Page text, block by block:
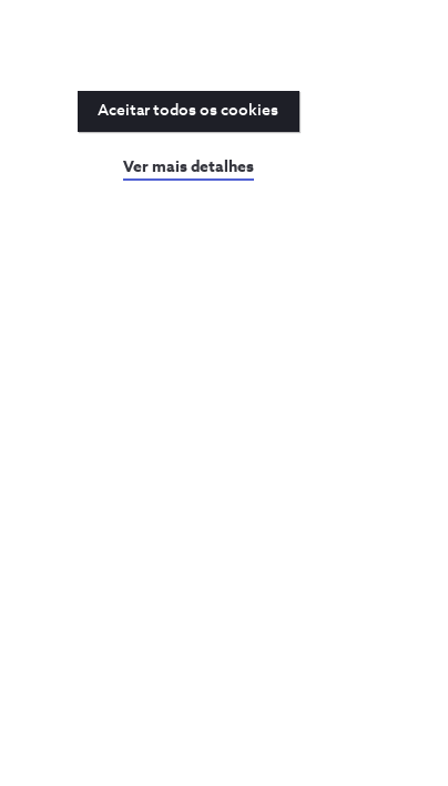
Aceitar todos os cookies
Ver mais detalhes